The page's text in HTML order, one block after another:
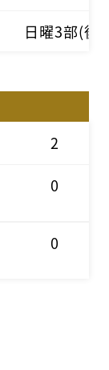
日曜3部(後
2
0
0